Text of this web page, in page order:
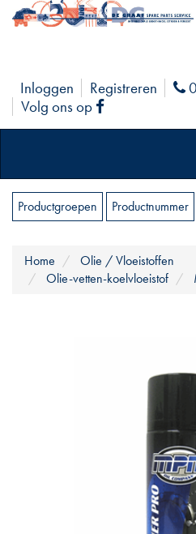
Inloggen Registreren
Volg ons op
Facebook
Productgroepen Productnummer
Home
Olie / Vloeistoffen
Olie-vetten-koelvloeistof